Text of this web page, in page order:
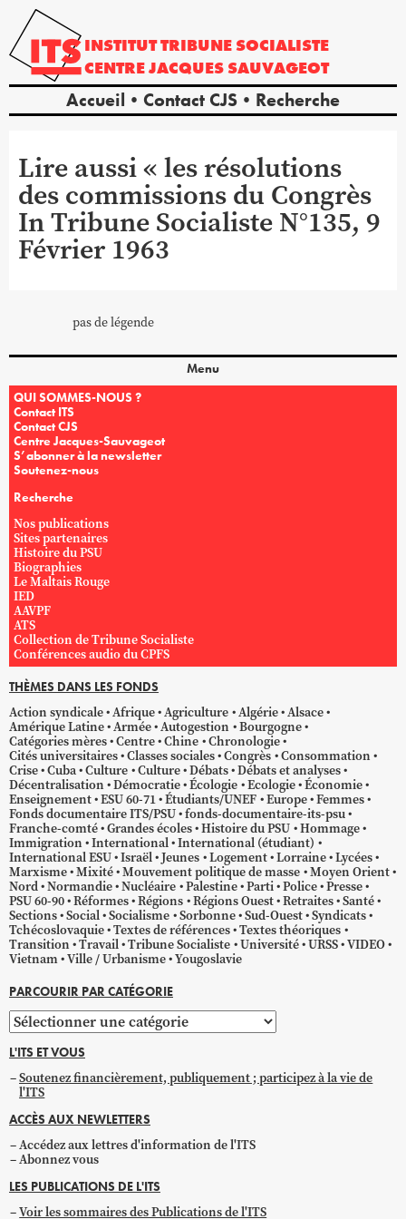
INSTITUTTRIBUNE SOCIALISTE
CENTREJACQUES SAUVAGEOT
Accueil Contact CJS Recherche
Lire aussi « les résolutions
des commissions du Congrès
In Tribune Socialiste N°135, 9
Février 1963
pas de légende
Menu
QUI SOMMES-NOUS ?
Contact ITS
Contact CJS
Centre Jacques-Sauvageot
S’abonner à la newsletter
Soutenez-nous
Recherche
Nos publications
Sites partenaires
Histoire du PSU
Biographies
Le Maltais Rouge
IED
AAVPF
ATS
Collection de Tribune Socialiste
Conférences audio du CPFS
THÈMES DANS LES FONDS
Action syndicale Afrique Agriculture Algérie Alsace
Amérique Latine Armée Autogestion
Bourgogne
Catégories mères Centre Chine Chronologie
Cités universitaires Classes sociales Congrès Consommation
Crise Cuba Culture Culture Débats Débats et analyses
Décentralisation Démocratie Écologie Ecologie Économie
Enseignement ESU 60-71 Étudiants/UNEF Europe Femmes
Fonds documentaire ITS/PSU fonds-documentaire-its-psu
Franche-comté Grandes écoles Histoire du PSU Hommage
Immigration International International (étudiant)
International ESU Israël Jeunes Logement Lorraine Lycées
Marxisme Mixité Mouvement politique de masse Moyen Orient
Nord Normandie Nucléaire Palestine Parti Police Presse
PSU 60-90 Réformes Régions Régions Ouest Retraites Santé
Sections Social Socialisme Sorbonne Sud-Ouest Syndicats
Tchécoslovaquie Textes de références Textes théoriques
Transition Travail Tribune Socialiste Université URSS VIDEO
Vietnam Ville / Urbanisme Yougoslavie
PARCOURIR PAR CATÉGORIE
Parcourir
par
catégorie
L'ITS ET VOUS
Soutenez financièrement, publiquement ; participez à la vie de
l'ITS
ACCÈS AUX NEWLETTERS
Accédez aux lettres d'information de l'ITS
Abonnez vous
LES PUBLICATIONS DE L'ITS
Voir les sommaires des Publications de l'ITS